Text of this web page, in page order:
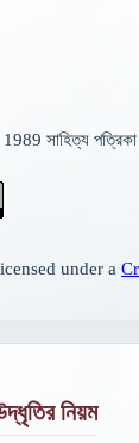
সাহিত্য পত্রিকা
under a
নিয়ম